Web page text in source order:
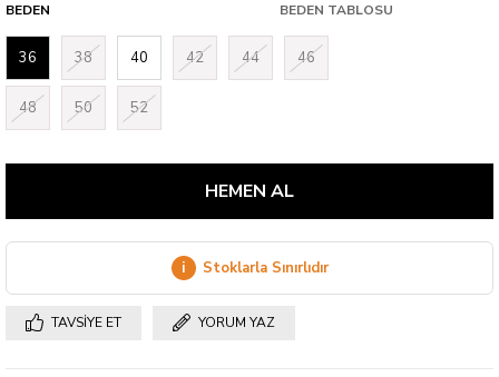
BEDEN BEDEN TABLOSU
36 38 40 42 44 46
48 50 52
i Stoklarla Sınırlıdır
TAVSIYE ET YORUM YAZ